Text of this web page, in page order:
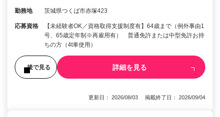
勤務地 茨城県つくば市赤塚423
応募資格
【未経験者OK／資格取得支援制度有】64歳まで（例外事由1
号、65歳定年制※再雇用有） 普通免許または中型免許お持
ちの方（4t車使用）
後で見る 詳細を見る
更新日： 2026/08/03 掲載終了日： 2026/09/04